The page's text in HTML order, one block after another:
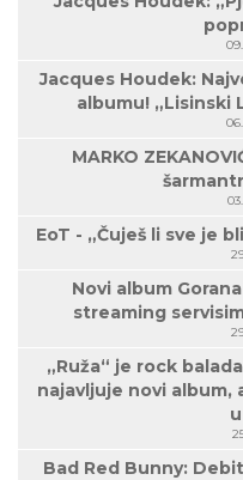
Jacques Houdek:
albumu! „Lisinski
MARKO
EoT - „Čuješ li sve je
Novi album
streaming
„Ruža“ je rock
najavljuje novi album,
Bad Red Bunny: